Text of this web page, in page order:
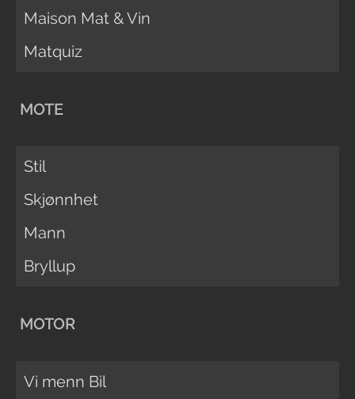
Maison Mat & Vin
Matquiz
MOTE
Stil
Skjønnhet
Mann
Bryllup
MOTOR
Vi menn Bil